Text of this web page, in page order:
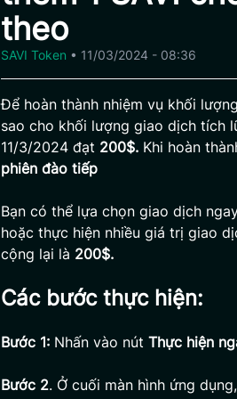
theo
SAVI Token • 11/03/2024 - 08:36
Để hoàn thành nhiệm vụ khối
sao cho khối lượng giao dịch tích
11/3/2024 đạt 200$. Khi hoàn
phiên đào tiếp
Bạn có thể lựa chọn giao dịch
hoặc thực hiện nhiều giá trị giao
cộng lại là 200$.
Các bước thực hiện:
Bước 1: Nhấn vào nút Thực hiện
Bước 2. Ở cuối màn hình ứng